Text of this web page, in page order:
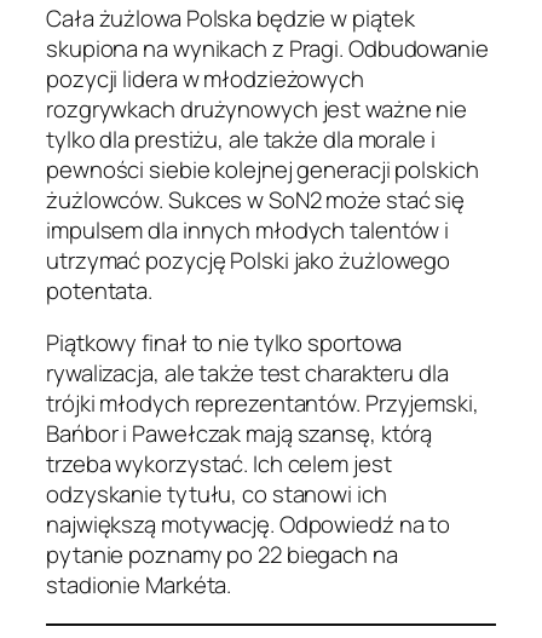
Cała żużlowa Polska będzie w piątek
skupiona na wynikach z Pragi. Odbudowanie
pozycji lidera w młodzieżowych
rozgrywkach drużynowych jest ważne nie
tylko dla prestiżu, ale także dla morale i
pewności siebie kolejnej generacji polskich
żużlowców. Sukces w SoN2 może stać się
impulsem dla innych młodych talentów i
utrzymać pozycję Polski jako żużlowego
potentata.
Piątkowy finał to nie tylko sportowa
rywalizacja, ale także test charakteru dla
trójki młodych reprezentantów. Przyjemski,
Bańbor i Pawełczak mają szansę, którą
trzeba wykorzystać. Ich celem jest
odzyskanie tytułu, co stanowi ich
największą motywację. Odpowiedź na to
pytanie poznamy po 22 biegach na
stadionie Markéta.